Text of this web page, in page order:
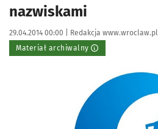
nazwiskami
Data publikacji:
29.04.2014 00:00 | Autor:
Redakcja www.wroclaw.pl
Materiał archiwalny